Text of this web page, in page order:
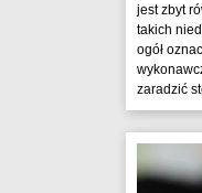
jest zbyt
takich
ogół
zaradzić